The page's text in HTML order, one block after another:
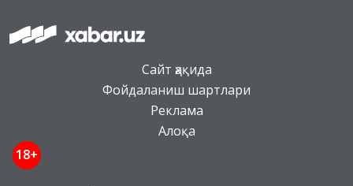
Сайт ҳақида
Фойдаланиш шартлари
Реклама
Алоқа
18+